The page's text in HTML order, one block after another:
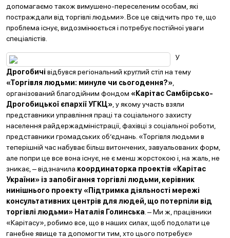
допомагаємо також вимушено-переселеним особам, які
постраждали від торгівлі людьми». Все це свідчить про те, що
проблема існує, видозмінюється і потребує постійної уваги
спеціалістів.
У
Дрогобичі відбувся регіональний круглий стіл на тему
«Торгівля людьми: минуле чи сьогодення?»
організований благодійним фондом «Карітас Самбірсько-
Дрогобицької єпархії УГКЦ» , у якому участь взяли
представники управління праці та соціального захисту
населення райдержадміністрації, фахівці з соціальної роботи,
представники громадських об’єднань. «Торгівля людьми в
теперішній час набуває більш витончених, завуальованих форм,
але попри це все вона існує, не є менш жорстокою і, на жаль, не
зникає, ‒ відзначила координаторка проектів «Карітас
України» із запобігання торгівлі людьми, керівник
нинішнього проекту «Підтримка діяльності мережі
консультативних центрів для людей, що потерпіли від
торгівлі людьми» Наталія Голинська . ‒ Ми ж, працівники
«Карітасу», робимо все, що в наших силах, щоб подолати це
ганебне явище та допомогти тим, хто цього потребує»